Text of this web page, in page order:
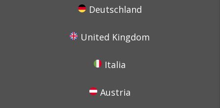
Deutschland
United Kingdom
Italia
Austria